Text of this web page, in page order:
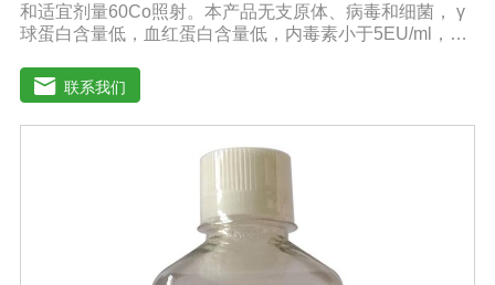
和适宜剂量60Co照射。本产品无支原体、病毒和细菌， γ
球蛋白含量低，血红蛋白含量低，内毒素小于5EU/ml，具
扩增及单克隆抗体的制备和疫苗的研制及生产。质量标
准：符合《中华人民共和国兽药典》2020版质量标准。规
格：500ml/瓶保存：-15℃―-20℃有效期：5年注意事
项：解冻：采用逐步解冻法（ -20℃→2-8℃→ 室温），可
减少沉淀的产生使血清质量不会受到影响。
联系我们